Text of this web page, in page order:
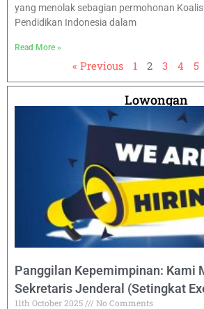
yang menolak sebagian permohonan
Pendidikan Indonesia dalam
Read More »
« Previous 1 2 3 4 5
Lowongan
Panggilan Kepemimpinan: Kami
Sekretaris Jenderal (Setingkat
11th October 2025 No Comments